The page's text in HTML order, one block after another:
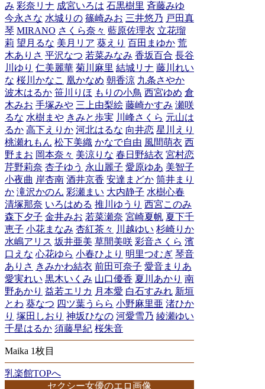
み 彩奈リナ 成宮いろは 石黒樹里 斉藤みゆ
今永さな 水城りの 篠崎みお 三井悠乃 戸田真
琴 MIRANO さくら奈々 藍原佐理衣 立花瑠
莉 望月るな 美月リア 葵えり 百田まゆか 荒
木ありさ 平沢なつ 若菜みなみ 香坂百合 長谷
川ゆり 仁美麗華 菊川麻里 結城リナ 藤川れい
な 桜川かなこ 凰かなめ 朝香涼 九条さやか
波木はるか 笹川りほ もりの小鳥 西宮ゆめ 倉
木みお 手塚みや 三上由梨絵 藤崎かすみ 瀬咲
るな 水樹まや きみと歩実 川峰さくら 元山は
るか 高下えりか 河北はるな 向井恋 星川えり
桃瀬れもん 松下美織 かなで自由 風間萌衣 西
野まお 岡本奈々 美涼りな 春日野結衣 宮村恋
芹野莉奈 杏子ゆう 永山麗子 愛原ゆあ 美智子
小夜曲 岸杏南 酒井京香 安達まどか 筒井まり
か 滝沢かのん 彩瀬まい 大内静子 水樹心春
清塚那奈 いろはめる 推川ゆうり 西宮このみ
森下夕子 金井みお 若菜瀬奈 宮崎夏帆 夏下千
恵子 小花まなみ 杏紅茶々 川越ゆい 杉崎りか
水嶋アリス 坂井亜美 草間美咲 彩音さくら 濱
口えな 心花ゆら 小春ひより 明里つむぎ 琴音
ありさ きみかわ結衣 前田可奈子 愛音まりあ
愛実れい 黒木いくみ 山口優香 夏川あかり 南
野あかり 益若エリカ 月本愛 白石すみれ 新垣
とわ 葵なつ 四ツ葉うらら 小野麻里亜 渚ひか
り 塚田しおり 神坂ひなの 河愛雪乃 綾瀬ゆい
千星はるか 須藤早紀 桜朱音
Maika 1枚目
乳楽館TOPへ
セクシー女優のエロ画像